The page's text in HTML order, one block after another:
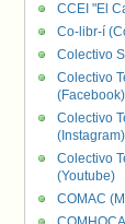
CCEI "El
Co-libr-í
Colectivo
Colectivo
(Facebook)
Colectivo
(Instagram)
Colectivo
(Youtube)
COMAC